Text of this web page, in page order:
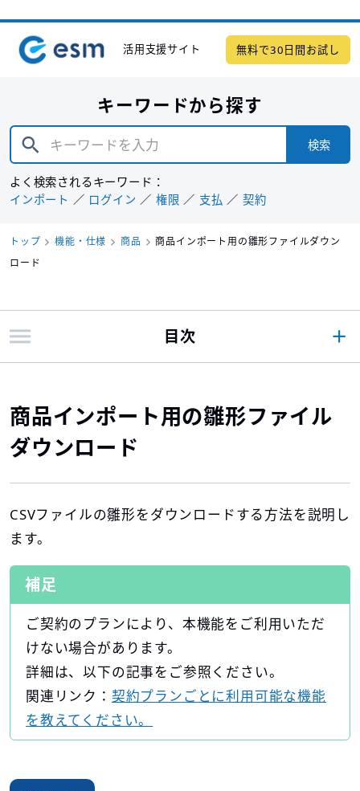
活用支援サイト 無料で30日間お試し
キーワードから探す
検索
よく検索されるキーワード：
インポート
ログイン 権限 支払 契約
トップ 機能・仕様 商品
商品インポート用の雛形ファイルダウン
ロード
商品インポート用の雛形ファイル
ダウンロード
CSVファイルの雛形をダウンロードする方法を説明し
ます。
補足
ご契約のプランにより、本機能をご利用いただ
けない場合があります。
詳細は、以下の記事をご参照ください。
関連リンク： 契約プランごとに利用可能な機能
を教えてください。
目次